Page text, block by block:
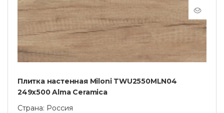
Плитка настенная Miloni TWU2550MLN04
249x500 Alma Ceramica
Страна: Россия